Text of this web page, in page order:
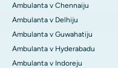
Ambulanta v Chennaiju
Ambulanta v Delhiju
Ambulanta v Guwahatiju
Ambulanta v Hyderabadu
Ambulanta v Indoreju